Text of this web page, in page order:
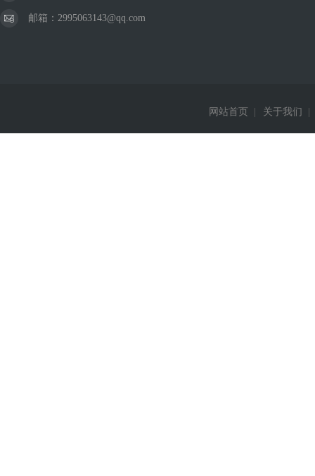
邮箱：2995063143@qq.com
网站首页 关于我们